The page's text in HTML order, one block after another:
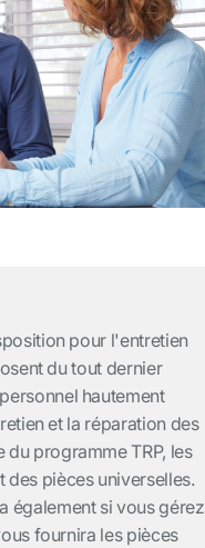
pour l'entretien
du tout dernier
hautement
et la réparation des
programme TRP, les
des pièces universelles.
également si vous gérez
fournira les pièces